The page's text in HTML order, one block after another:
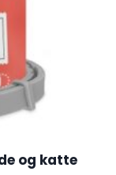
og katte